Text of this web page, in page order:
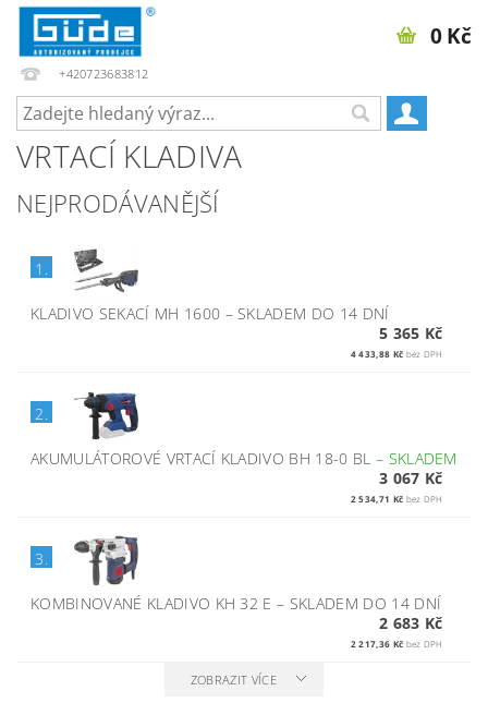
+420723683812
0 Kč
VRTACÍ KLADIVA
NEJPRODÁVANĚJŠÍ
1.
KLADIVO SEKACÍ MH 1600 –SKLADEM DO 14 DNÍ
5 365 Kč
4 433,88 Kč bez DPH
2.
AKUMULÁTOROVÉ VRTACÍ KLADIVO BH 18-0 BL – SKLADEM
3 067 Kč
2 534,71 Kč bez DPH
3.
KOMBINOVANÉ KLADIVO KH 32 E– SKLADEM DO 14 DNÍ
2 683 Kč
2 217,36 Kč bez DPH
ZOBRAZIT VÍCE